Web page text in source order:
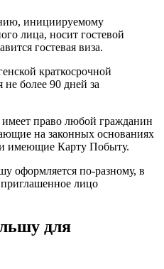
инициируемому
лица, носит гостевой
гостевая виза.
краткосрочной
более 90 дней за
право любой гражданин
на законных основаниях
Карту Побыту.
оформляется по-разному, в
приглашенное лицо
для